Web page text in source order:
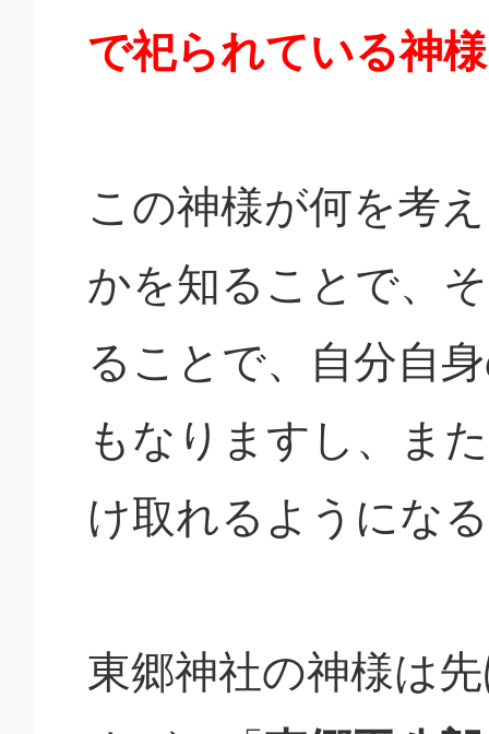
で祀られている神
この神様が何を考
かを知ることで、
ることで、自分自
もなりますし、ま
け取れるようにな
東郷神社の神様は